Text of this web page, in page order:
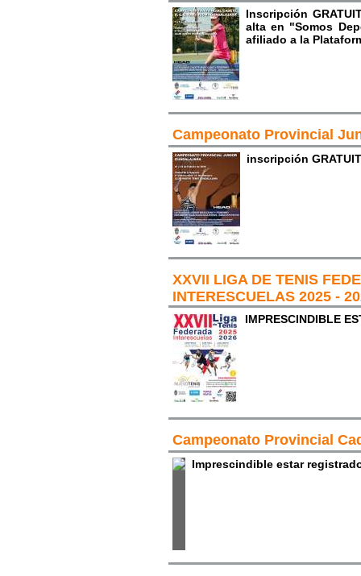
Inscripción
alta en "Somos
afiliado a la
Campeonato Provincial
inscripción
XXVII LIGA DE TENIS
INTERESCUELAS 2025 -
IMPRESCINDIBLE
Campeonato Provincial
Imprescindible estar